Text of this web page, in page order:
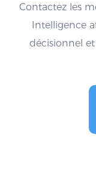
Contactez les
Intelligence
décisionnel